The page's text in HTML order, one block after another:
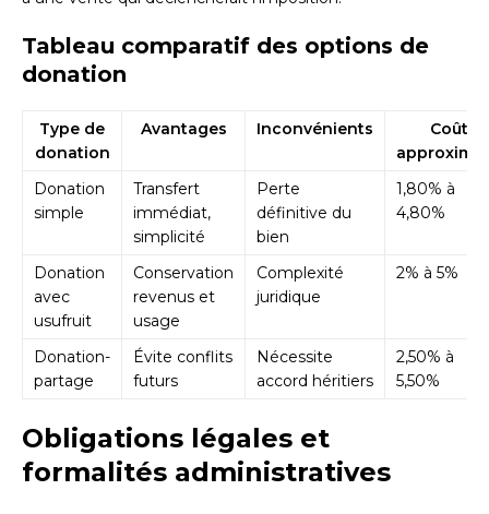
Tableau comparatif des options de
donation
Type de
donation
Avantages Inconvénients
Coût
Donation
simple
Transfert
immédiat,
simplicité
Perte
définitive du
bien
1,80% à
4,80%
Donation
avec
usufruit
Conservation
revenus et
usage
Complexité
juridique
2% à 5%
Donation-
partage
Évite conflits
futurs
Nécessite
accord héritiers
2,50% à
5,50%
Obligations légales et
formalités administratives